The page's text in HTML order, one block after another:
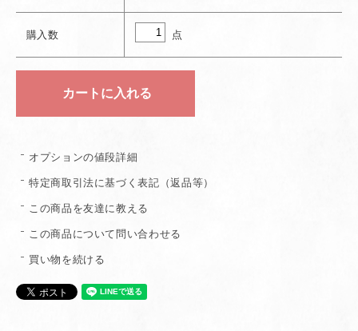
購入数 点
オプションの値段詳細
特定商取引法に基づく表記（返品等）
この商品を友達に教える
この商品について問い合わせる
買い物を続ける